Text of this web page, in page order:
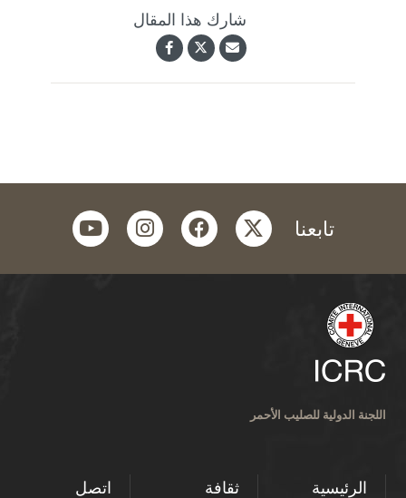
شارك هذا المقال
تابعنا twitter
facebook
instagram
youtube
اللجنة الدولية للصليب الأحمر
الرئيسية ثقافة
اتصل